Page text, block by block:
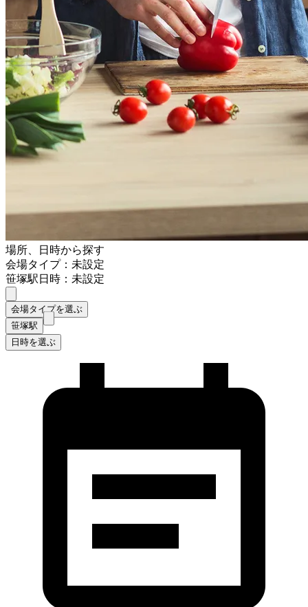
場所、日時から探す
会場タイプ：未設定
笹塚駅日時：未設定
会場タイプを選ぶ
笹塚駅
日時を選ぶ